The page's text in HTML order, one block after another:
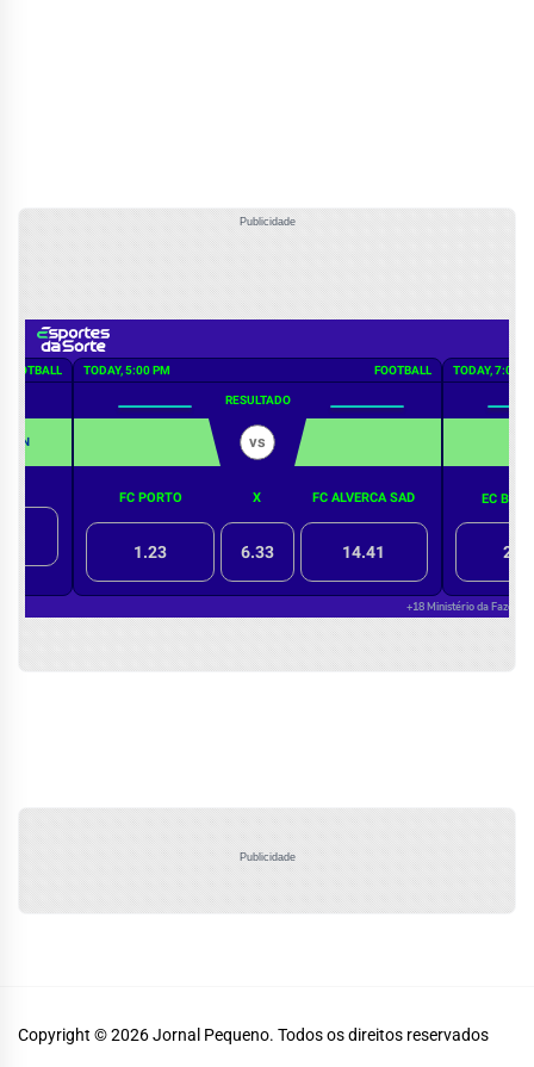
Publicidade
Publicidade
Copyright © 2026Jornal Pequeno. Todos os direitos reservados